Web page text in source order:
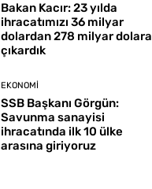
Bakan Kacır: 23 yılda
ihracatımızı 36 milyar
dolardan 278 milyar dolara
çıkardık
EKONOMI
SSB Başkanı Görgün:
Savunma sanayisi
ihracatında ilk 10 ülke
arasına giriyoruz